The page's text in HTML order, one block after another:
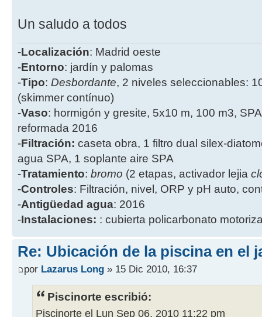
Un saludo a todos
-Localización: Madrid oeste
-Entorno: jardín y palomas
-Tipo: Desbordante, 2 niveles seleccionables:
(skimmer contínuo)
-Vaso: hormigón y gresite, 5x10 m, 100 m3,
reformada 2016
-Filtración: caseta obra, 1 filtro dual silex-
agua SPA, 1 soplante aire SPA
-Tratamiento: bromo (2 etapas, activador lejia
-Controles: Filtración, nivel, ORP y pH auto,
-Antigüedad agua: 2016
-Instalaciones: : cubierta policarbonato
Re: Ubicación de la piscina en el
por Lazarus Long » 15 Dic 2010, 16:37
Piscinorte escribió:
Piscinorte el Lun Sep 06, 2010 11:22 pm